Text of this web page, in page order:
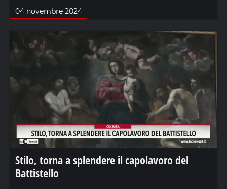
04 novembre 2024
Stilo, torna a splendere il capolavoro del
Battistello